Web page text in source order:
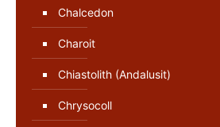
Chalcedon
Charoit
Chiastolith (Andalusit)
Chrysocoll